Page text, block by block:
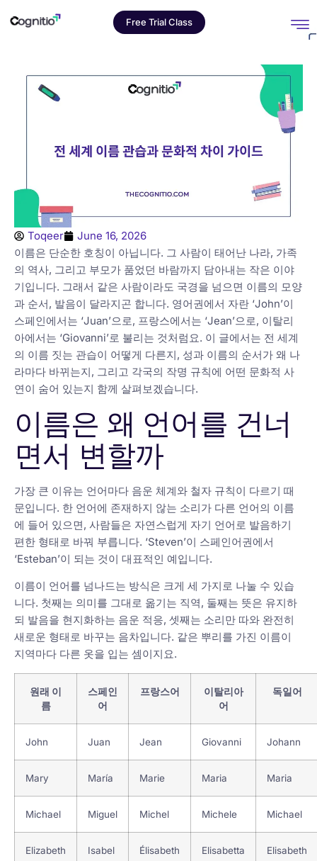
Free Trial Class
Toqeer
June 16, 2026
이름은 단순한 호칭이 아닙니다. 그 사람이 태어난 나라, 가족
의 역사, 그리고 부모가 품었던 바람까지 담아내는 작은 이야
기입니다. 그래서 같은 사람이라도 국경을 넘으면 이름의 모양
과 순서, 발음이 달라지곤 합니다. 영어권에서 자란 ‘John’이
스페인에서는 ‘Juan’으로, 프랑스에서는 ‘Jean’으로, 이탈리
아에서는 ‘Giovanni’로 불리는 것처럼요. 이 글에서는 전 세계
의 이름 짓는 관습이 어떻게 다른지, 성과 이름의 순서가 왜 나
라마다 바뀌는지, 그리고 각국의 작명 규칙에 어떤 문화적 사
연이 숨어 있는지 함께 살펴보겠습니다.
이름은 왜 언어를 건너
면서 변할까
가장 큰 이유는 언어마다 음운 체계와 철자 규칙이 다르기 때
문입니다. 한 언어에 존재하지 않는 소리가 다른 언어의 이름
에 들어 있으면, 사람들은 자연스럽게 자기 언어로 발음하기
편한 형태로 바꿔 부릅니다. ‘Steven’이 스페인어권에서
‘Esteban’이 되는 것이 대표적인 예입니다.
이름이 언어를 넘나드는 방식은 크게 세 가지로 나눌 수 있습
니다. 첫째는 의미를 그대로 옮기는 직역, 둘째는 뜻은 유지하
되 발음을 현지화하는 음운 적응, 셋째는 소리만 따와 완전히
새로운 형태로 바꾸는 음차입니다. 같은 뿌리를 가진 이름이
지역마다 다른 옷을 입는 셈이지요.
원래 이
름
스페인
어
프랑스어
이탈리아
어
독일어
John Juan Jean Giovanni Johann
Mary María Marie Maria Maria
Michael Miguel Michel Michele Michael
Elizabeth Isabel Élisabeth Elisabetta Elisabeth